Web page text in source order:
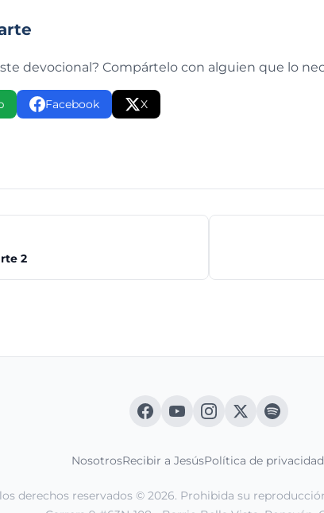
devocional? Compártelo con alguien que lo
Facebook X
2
NosotrosRecibir a JesúsPolítica de privacidad
derechos reservados © 2026. Prohibida su